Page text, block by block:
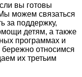
вы готовы
можем связаться
за поддержку,
детям, а также
программах и
относимся
их третьим